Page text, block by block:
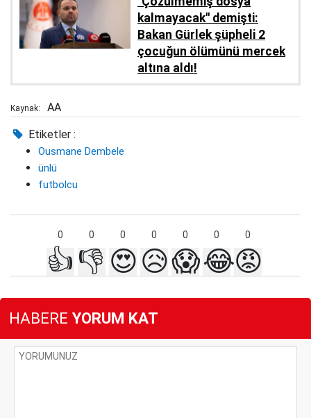
kalmayacak'' demişti:
Bakan Gürlek şüpheli 2
çocuğun ölümünü mercek
altına aldı!
Kaynak: AA
Etiketler :
Ousmane Dembele
ünlü
futbolcu
0 0 0 0 0 0 0
👍 👎 😍😥😱😂😡
HABERE YORUM KAT